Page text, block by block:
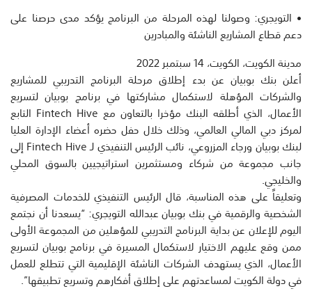
• التويجري: وصولنا لهذه المرحلة من البرنامج يؤكد مدى حرصنا على
دعم قطاع المشاريع الناشئة والمبادرين
مدينة الكويت، الكويت، 14 سبتمبر 2022
أعلن بنك بوبيان عن بدء إطلاق مرحلة البرنامج التدريبي للمشاريع
والشركات المؤهلة لاستكمال مشاركتها في برنامج بوبيان لتسريع
الأعمال، الذي أطلقه البنك مؤخرا بالتعاون مع Fintech Hive التابع
لمركز دبي المالي العالمي، وذلك خلال حفل حضره أعضاء الإدارة العليا
لبنك بوبيان ورجاء المزروعي، نائب الرئيس التنفيذي لـ Fintech Hive إلى
جانب مجموعة من شركاء ومستثمرين استراتيجيين بالسوق المحلي
والخليجي.
وتعليقاً على هذه المناسبة، قال الرئيس التنفيذي للخدمات المصرفية
الشخصية والرقمية في بنك بوبيان عبدالله التويجري: “يسعدنا أن نجتمع
اليوم للإعلان عن بداية البرنامج التدريبي للمؤهلين من المجموعة الأولى
ممن وقع عليهم الاختيار لاستكمال المسيرة في برنامج بوبيان لتسريع
الأعمال، الذي يستهدف الشركات الناشئة الإقليمية التي تتطلع للعمل
في دولة الكويت لمساعدتهم على إطلاق أفكارهم وتسريع تطبيقها”.